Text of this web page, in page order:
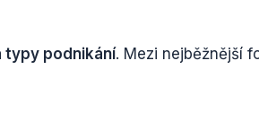
typy podnikání. Mezi nejběžnější